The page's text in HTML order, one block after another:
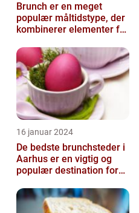
Brunch er en meget
populær måltidstype, der
kombinerer elementer fra
16 januar 2024
De bedste brunchsteder i
Aarhus er en vigtig og
populær destination for
byen...